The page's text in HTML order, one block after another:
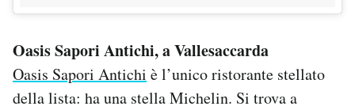
Oasis Sapori Antichi, a Vallesaccarda
Oasis Sapori Antichi è l’unico ristorante stellato
della lista: ha una stella Michelin. Si trova a